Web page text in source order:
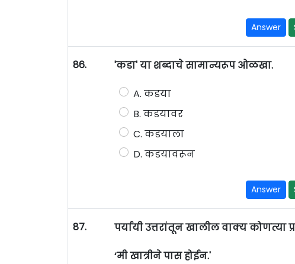
Answer
86. 'कडा' या शब्दाचे सामान्यरूप ओळखा.
A. कडया
B. कडयावर
C. कडयाला
D. कडयावरून
Answer
87. पर्यायी उत्तरांतून खालील वाक्य कोणत्या
‘मी खात्रीने पास होईन.'